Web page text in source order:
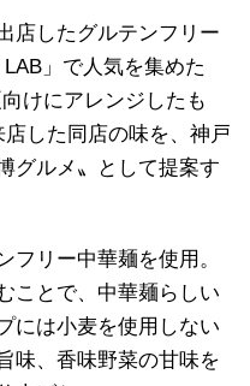
店したグルテンフリー
」で人気を集めた
けにアレンジしたも
した同店の味を、神戸
グルメ〟として提案す
フリー中華麺を使用。
ことで、中華麺らしい
には小麦を使用しない
味、香味野菜の甘味を